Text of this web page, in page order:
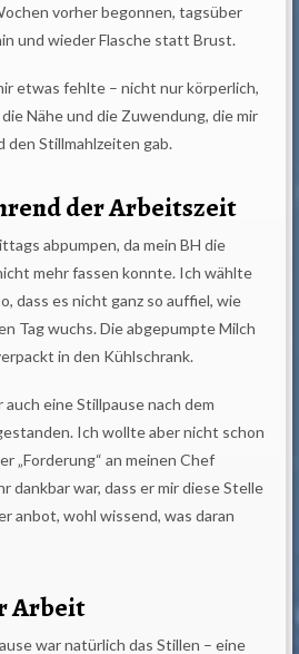
vorher begonnen, tagsüber
und wieder Flasche statt Brust.
etwas fehlte – nicht nur körperlich,
Nähe und die Zuwendung, die mir
den Stillmahlzeiten gab.
der Arbeitszeit
abpumpen, da mein BH die
mehr fassen konnte. Ich wählte
dass es nicht ganz so auffiel, wie
Tag wuchs. Die abgepumpte Milch
in den Kühlschrank.
eine Stillpause nach dem
Ich wollte aber nicht schon
„Forderung“ an meinen Chef
dankbar war, dass er mir diese Stelle
anbot, wohl wissend, was daran
Arbeit
war natürlich das Stillen – eine